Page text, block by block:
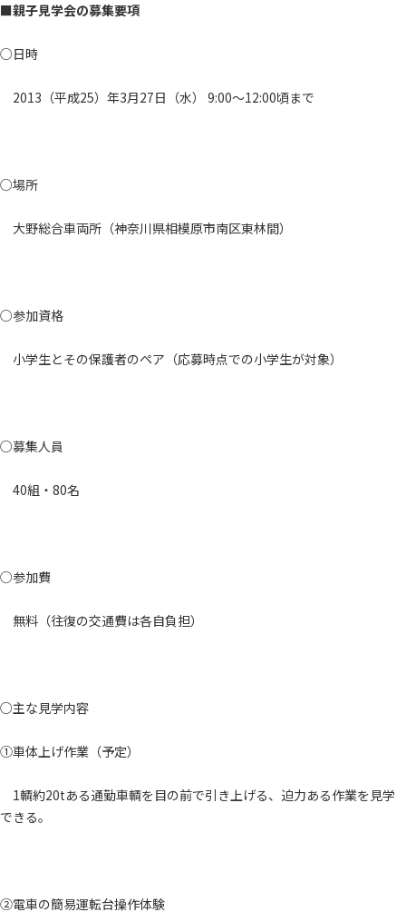
■親子見学会の募集要項
○日時
2013（平成25）年3月27日（水） 9:00～12:00頃まで
○場所
大野総合車両所（神奈川県相模原市南区東林間）
○参加資格
小学生とその保護者のペア（応募時点での小学生が対象）
○募集人員
40組・80名
○参加費
無料（往復の交通費は各自負担）
○主な見学内容
①車体上げ作業（予定）
1輌約20tある通勤車輌を目の前で引き上げる、迫力ある作業を見学
できる。
②電車の簡易運転台操作体験